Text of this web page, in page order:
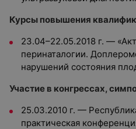
Курсы повышения
23.04–22.05.2018 г. —
перинаталогии.
нарушений состояния
Участие в конгрессах,
25.03.2010 г. —
практическая